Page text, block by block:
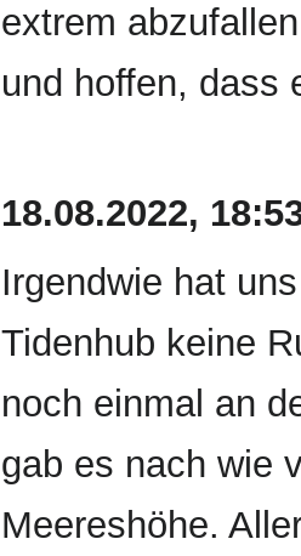
extrem
und hoffen, dass
18.08.2022,
Irgendwie hat
Tidenhub keine
noch einmal an
gab es nach wie
Meereshöhe.